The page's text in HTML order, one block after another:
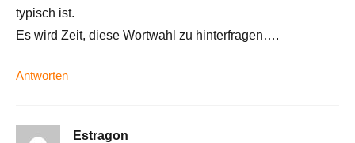
typisch ist.
Es wird Zeit, diese Wortwahl zu hinterfragen….
Antworten
Estragon